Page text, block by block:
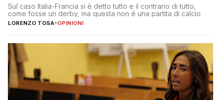
Sul caso Italia-Francia si è detto tutto e il contrario di tutto,
come fosse un derby, ma questa non è una partita di calcio
LORENZO TOSA-OPINIONI